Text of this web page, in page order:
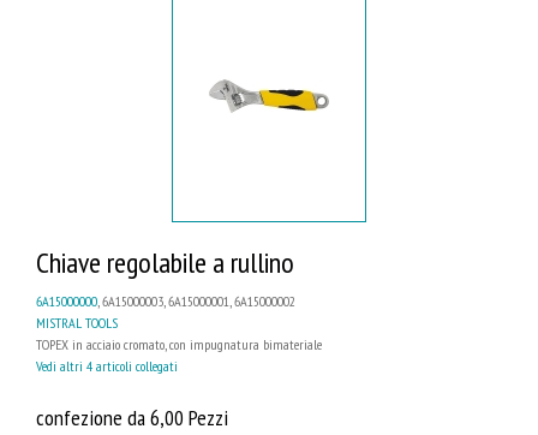
Chiave regolabile a rullino
6A15000000, 6A15000003, 6A15000001, 6A15000002
MISTRAL TOOLS
TOPEX in acciaio cromato, con impugnatura bimateriale
Vedi altri 4 articoli collegati
confezione da 6,00 Pezzi